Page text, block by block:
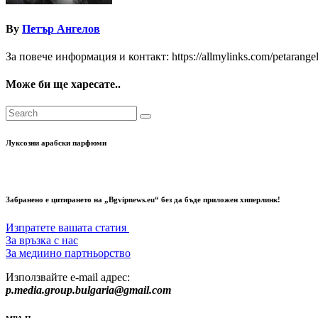
By Петър Ангелов
За повече информация и контакт: https://allmylinks.com/
Може би ще харесате..
Луксозни арабски парфюми
Забранено е цитирането на „Bgvipnews.eu“ без да бъде приложен хиперлинк!
Изпратете вашата статия
За връзка с нас
За медиино партньорство
Използвайте e-mail адрес:
p.media.group.bulgaria@gmail.com